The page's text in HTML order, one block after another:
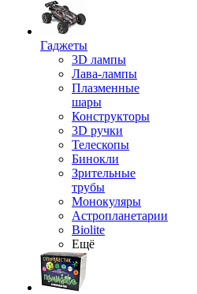
Гаджеты
3D лампы
Лава-лампы
Плазменные
шары
Конструкторы
3D ручки
Телескопы
Бинокли
Зрительные
трубы
Монокуляры
Астропланетарии
Biolite
Ещё